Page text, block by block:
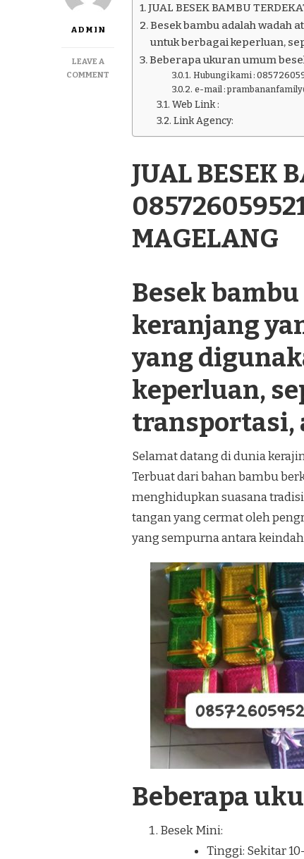
ADMIN
LEAVE A
COMMENT
SECANG
KABUPATEN
JUAL BESEK BAMBU
Besek bambu adalah wadah
untuk berbagai keperluan,
Beberapa ukuran umum
Hubungi kami :
e-mail :
Web Link :
Link Agency:
JUAL BESEK
MAGELANG
Besek
keranjang
yang
keperluan,
transportasi,
Selamat datang di dunia
Terbuat dari bahan bambu
menghidupkan suasana
tangan yang cermat oleh
yang sempurna antara
Beberapa
Besek Mini:
Tinggi: Sekitar